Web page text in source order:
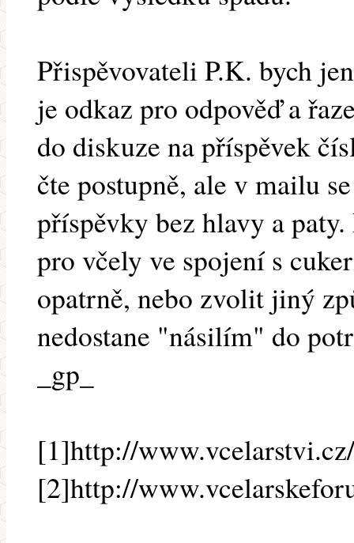
Přispěvovateli P.K. bych
je odkaz pro odpověď a
do diskuze na příspěvek
čte postupně, ale v mailu
příspěvky bez hlavy a
pro včely ve spojení s
opatrně, nebo zvolit jiný
nedostane "násilím" do
_gp_
[1]http://
[2]http://